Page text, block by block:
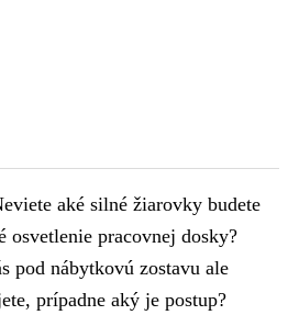
aké silné žiarovky budete
osvetlenie pracovnej dosky?
pod nábytkovú zostavu ale
prípadne aký je postup?